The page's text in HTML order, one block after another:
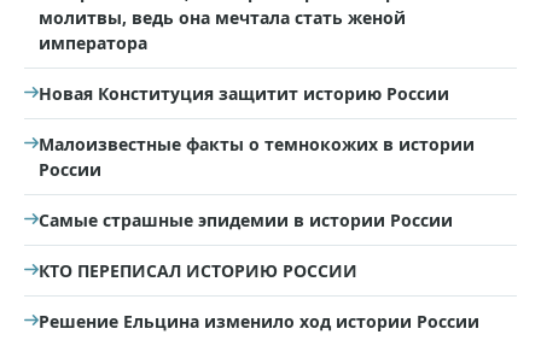
молитвы, ведь она мечтала стать женой
императора
Новая Конституция защитит историю России
Малоизвестные факты о темнокожих в истории
России
Самые страшные эпидемии в истории России
КТО ПЕРЕПИСАЛ ИСТОРИЮ РОССИИ
Решение Ельцина изменило ход истории России